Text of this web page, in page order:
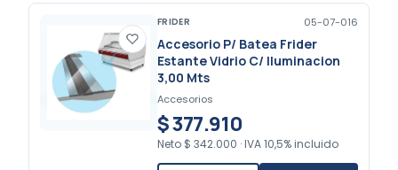
FRIDER 05-07-016
Accesorio P/ Batea Frider
Estante Vidrio C/ Iluminacion
3,00 Mts
Accesorios
$ 377.910
Neto $ 342.000 · IVA 10,5% incluido